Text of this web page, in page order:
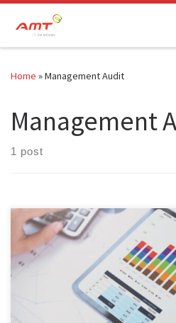
Skip to content
Home »Management Audit
Management
1 post
Aplikasi Audit Manajemen Terbaik
teknologi tengah berkembang di
dalam dunia auditing. Saat ini, ada
manajemen untuk mempermudah
laporan keuangan hingga catatan